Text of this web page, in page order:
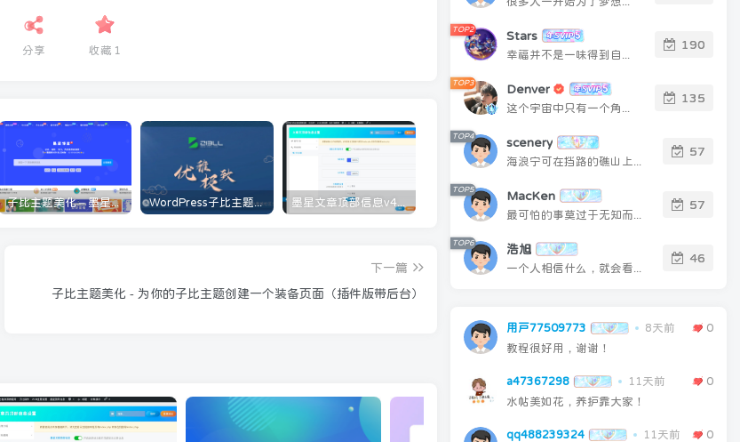
分享 收藏 1
子比主题美化 – 墨星博客全部美化教程分享 WordPress子比主题美化教程[持续更新] 子比主题美化-GO跳转页v2.0版本 zibll子比主题美化-GO页面跳转美化(原创)
下一篇
子比主题美化 - 为你的子比主题创建一个装备页面（插件版带后台）
TOP2 Stars
190
TOP3 Denver
135
TOP4 scenery
57
TOP5 MacKen
57
TOP6 浩旭
46
用户77509773 8天前
0
教程很好用，谢谢！
a47367298 11天前
0
水帖美如花，养护靠大家！
qq488239324 11天前
0